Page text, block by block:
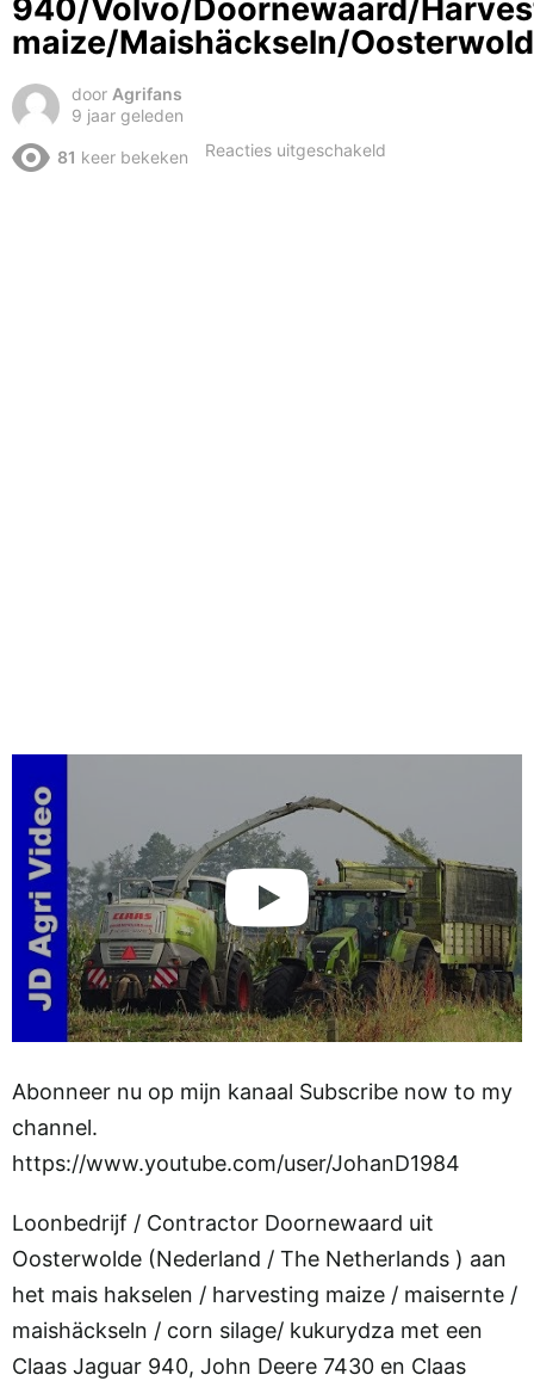
940/Volvo/Doornewaard/
maize/Maishäckseln/
door Agrifans
9 jaar geleden
81 keer bekeken Reacties uitgeschakeld
Abonneer nu op mijn kanaal Subscribe now to my
channel.
https://www.youtube.com/user/JohanD1984
Loonbedrijf / Contractor Doornewaard uit
Oosterwolde (Nederland / The Netherlands ) aan
het mais hakselen / harvesting maize / maisernte /
maishäckseln / corn silage/ kukurydza met een
Claas Jaguar 940, John Deere 7430 en Claas